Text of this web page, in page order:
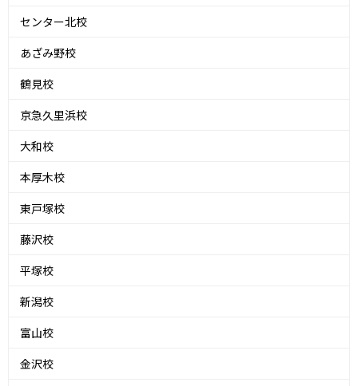
センター北校
あざみ野校
鶴見校
京急久里浜校
大和校
本厚木校
東戸塚校
藤沢校
平塚校
新潟校
富山校
金沢校